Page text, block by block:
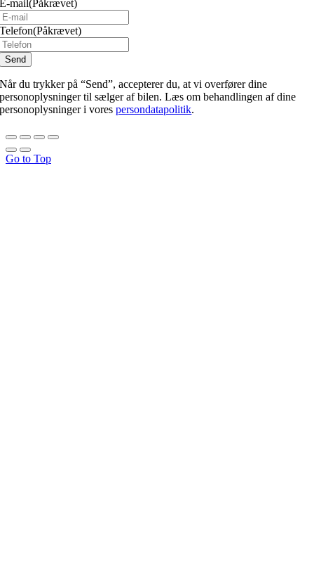
E-mail(Påkrævet)
Telefon(Påkrævet)
Når du trykker på “Send”, accepterer du, at vi overfører dine
personoplysninger til sælger af bilen. Læs om behandlingen af dine
personoplysninger i vorespersondatapolitik.
Go to Top